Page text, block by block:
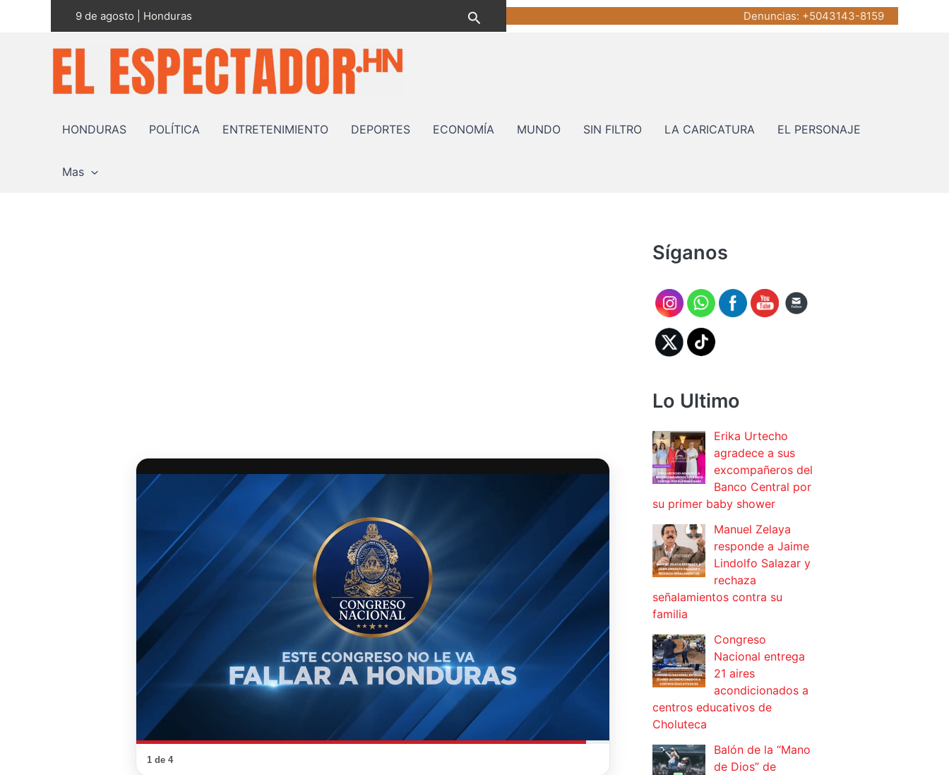
9 de agosto | Honduras Buscar Denuncias: +5043143-8159
HONDURAS POLÍTICA ENTRETENIMIENTO DEPORTES ECONOMÍA MUNDO SIN FILTRO LA CARICATURA EL PERSONAJE
Mas
Síganos
Lo Ultimo
Erika Urtecho
agradece a sus
excompañeros del
Banco Central por
su primer baby shower
Manuel Zelaya
responde a Jaime
Lindolfo Salazar y
rechaza
señalamientos contra su
familia
Congreso
Nacional entrega
21 aires
acondicionados a
centros educativos de
Choluteca
Balón de la “Mano
de Dios” de